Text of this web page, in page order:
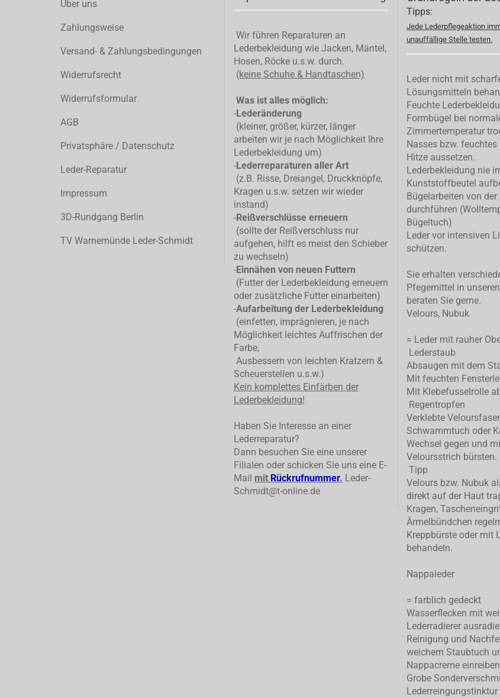
Über uns
Zahlungsweise
Versand- & Zahlungsbedingungen
Widerrufsrecht
Widerrufsformular
AGB
Privatsphäre / Datenschutz
Leder-Reparatur
Impressum
3D-Rundgang Berlin
TV Warnemünde Leder-Schmidt
Wir führen Reparaturen an
Lederbekleidung wie Jacken, Mäntel,
Hosen, Röcke u.s.w. durch.
(keine Schuhe & Handtaschen)
Was ist alles möglich:
-Lederänderung
(kleiner, größer, kürzer, länger
arbeiten wir je nach Möglichkeit Ihre
Lederbekleidung um)
-Lederreparaturen aller Art
(z.B. Risse, Dreiangel, Druckknöpfe,
Kragen u.s.w. setzen wir wieder
instand)
-Reißverschlüsse erneuern
(sollte der Reißverschluss nur
aufgehen, hilft es meist den Schieber
zu wechseln)
-Einnähen von neuen Futtern
(Futter der Lederbekleidung erneuern
oder zusätzliche Futter einarbeiten)
-Aufarbeitung der Lederbekleidung
(einfetten, imprägnieren, je nach
Möglichkeit leichtes Auffrischen der
Farbe,
Ausbessern von leichten Kratzern &
Scheuerstellen u.s.w.)
Kein komplettesEinfärben der
Lederbekleidung!
Haben Sie Interesse an einer
Lederreparatur?
Dann besuchen Sie eine unserer
Filialen oder schicken Sie uns eine E-
Mail mit Rückrufnummer. Leder-
Schmidt@t-online.de
Tipps:
Jede Lederpflegeaktion
unauffällige Stelle testen.
Leder nicht mit
Lösungsmitteln
Feuchte
Formbügel bei
Zimmertemperatur
Nasses bzw. feuchtes
Hitze aussetzen.
Lederbekleidung nie
Kunststoffbeutel
Bügelarbeiten von
durchführen
Bügeltuch)
Leder vor intensiven
schützen.
Sie erhalten
Pfegemittel in
beraten Sie gerne.
Velours, Nubuk
= Leder mit rauher
Lederstaub
Absaugen mit dem
Mit feuchten
Mit Klebefusselrolle
Regentropfen
Verklebte
Schwammtuch oder
Wechsel gegen und
Veloursstrich bürsten.
Tipp
Velours bzw. Nubuk
direkt auf der Haut
Kragen,
Ärmelbündchen
Kreppbürste oder mit
behandeln.
Nappaleder
= farblich gedeckt
Wasserflecken mit
Lederradierer
Reinigung und
weichem Staubtuch
Nappacreme
Grobe